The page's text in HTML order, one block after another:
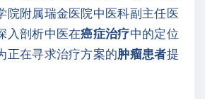
院附属瑞金医院中医科副主任医
入剖析中医在癌症治疗中的定位
正在寻求治疗方案的肿瘤患者提